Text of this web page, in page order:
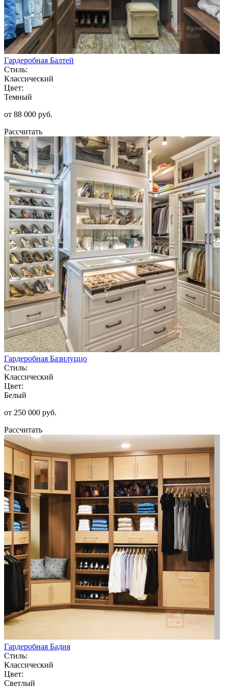
Гардеробная Балтей
Стиль:
Классический
Цвет:
Темный
от 88 000 руб.
Рассчитать
Гардеробная Базилуццо
Стиль:
Классический
Цвет:
Белый
от 250 000 руб.
Рассчитать
Гардеробная Бадия
Стиль:
Классический
Цвет:
Светлый